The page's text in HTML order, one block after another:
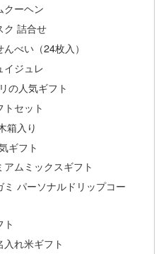
クーヘン
ク 詰合せ
べい（24枚入）
イジュレ
の人気ギフト
セット
箱入り
ギフト
ムミックスギフト
パーソナルドリップコー
れ米ギフト